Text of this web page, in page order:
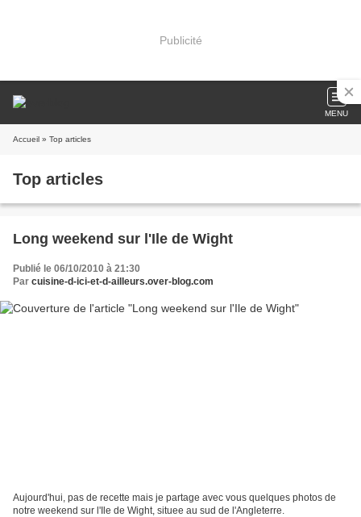
Publicité
MENU
Accueil » Top articles
Top articles
Long weekend sur l'Ile de Wight
Publié le 06/10/2010 à 21:30
Par cuisine-d-ici-et-d-ailleurs.over-blog.com
Aujourd'hui, pas de recette mais je partage avec vous quelques photos de
notre weekend sur l'Ile de Wight, situee au sud de l'Angleterre.